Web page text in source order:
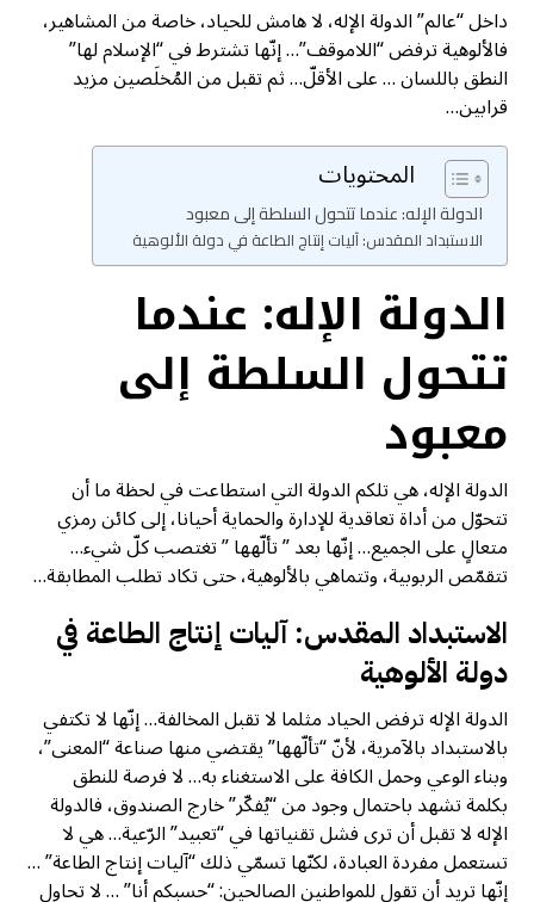
داخل “عالم” الدولة الإله، لا هامش للحياد، خاصة من المشاهير،
فالألوهية ترفض “اللاموقف”… إنّها تشترط في “الإسلام لها”
النطق باللسان … على الأقلّ… ثم تقبل من المُخلَصين مزيد
قرابين…
المحتويات
الدولة الإله: عندما تتحول السلطة إلى معبود
الاستبداد المقدس: آليات إنتاج الطاعة في دولة الألوهية
الدولة الإله: عندما
تتحول السلطة إلى
معبود
الدولة الإله، هي تلكم الدولة التي استطاعت في لحظة ما أن
تتحوّل من أداة تعاقدية للإدارة والحماية أحيانا، إلى كائن رمزي
متعالٍ على الجميع… إنّها بعد ” تألّهها ” تغتصب كلّ شيء…
تتقمّص الربوبية، وتتماهي بالألوهية، حتى تكاد تطلب المطابقة…
الاستبداد المقدس: آليات إنتاج الطاعة في
دولة الألوهية
الدولة الإله ترفض الحياد مثلما لا تقبل المخالفة… إنّها لا تكتفي
بالاستبداد بالآمرية، لأنّ “تألّهها” يقتضي منها صناعة “المعنى”،
وبناء الوعي وحمل الكافة على الاستغناء به… لا فرصة للنطق
بكلمة تشهد باحتمال وجود من “يُفكّر” خارج الصندوق، فالدولة
الإله لا تقبل أن ترى فشل تقنياتها في “تعبيد” الرّعية… هي لا
تستعمل مفردة العبادة، لكنّها تسمّي ذلك “آليات إنتاج الطاعة” …
إنّها تريد أن تقول للمواطنين الصالحين: “حسبكم أنا” … لا تحاول